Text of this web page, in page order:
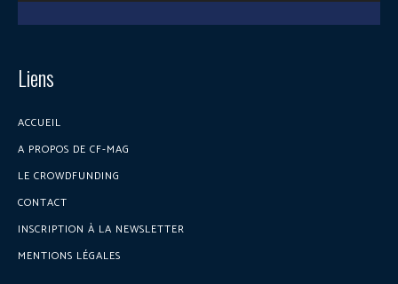
Liens
ACCUEIL
A PROPOS DE CF-MAG
LE CROWDFUNDING
CONTACT
INSCRIPTION À LA NEWSLETTER
MENTIONS LÉGALES